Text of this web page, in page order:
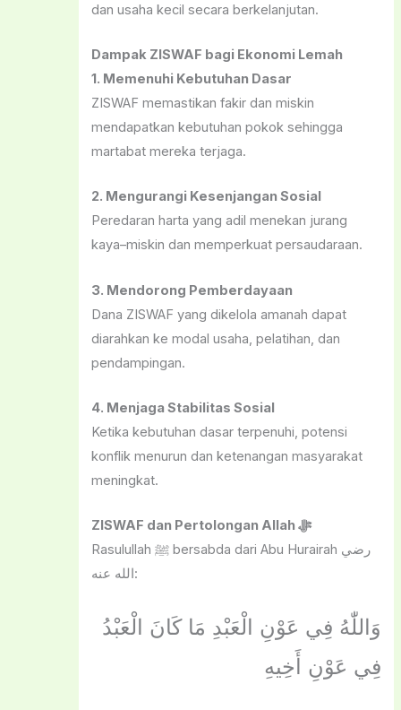
dan usaha kecil secara berkelanjutan.
Dampak ZISWAF bagi Ekonomi Lemah
1. Memenuhi Kebutuhan Dasar
ZISWAF memastikan fakir dan miskin
mendapatkan kebutuhan pokok sehingga
martabat mereka terjaga.
2. Mengurangi Kesenjangan Sosial
Peredaran harta yang adil menekan jurang
kaya–miskin dan memperkuat persaudaraan.
3. Mendorong Pemberdayaan
Dana ZISWAF yang dikelola amanah dapat
diarahkan ke modal usaha, pelatihan, dan
pendampingan.
4. Menjaga Stabilitas Sosial
Ketika kebutuhan dasar terpenuhi, potensi
konflik menurun dan ketenangan masyarakat
meningkat.
ZISWAF dan Pertolongan Allah ﷻ
Rasulullah ﷺ bersabda dari Abu Hurairah رضي
الله عنه:
وَاللّٰهُ فِي عَوْنِ الْعَبْدِ مَا كَانَ الْعَبْدُ
فِي عَوْنِ أَخِيهِ